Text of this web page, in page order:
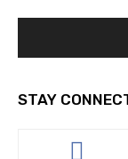
STAY